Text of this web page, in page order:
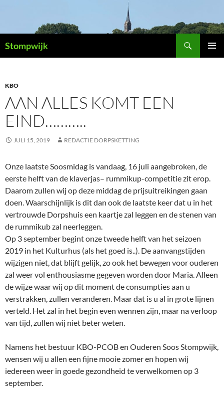
inhoud
Stompwijk
KBO
AAN ALLES KOMT EEN
EIND………..
JULI 15, 2019 REDACTIE DORPSKETTING
Onze laatste Soosmidag is vandaag, 16 juli aangebroken, de
eerste helft van de klaverjas– rummikup-competitie zit erop.
Daarom zullen wij op deze middag de prijsuitreikingen gaan
doen. Waarschijnlijk is dit dan ook de laatste keer dat u in het
vertrouwde Dorpshuis een kaartje zal leggen en de stenen van
de rummikub zal neerleggen.
Op 3 september begint onze tweede helft van het seizoen
2019 in het Kulturhus (als het goed is..). De aanvangstijden
wijzigen niet, dat blijft gelijk, zo ook het bewegen voor ouderen
zal weer vol enthousiasme gegeven worden door Maria. Alleen
de wijze waar wij op dit moment de consumpties aan u
verstrakken, zullen veranderen. Maar dat is u al in grote lijnen
verteld. Het zal in het begin even wennen zijn, maar na verloop
van tijd, zullen wij niet beter weten.
Namens het bestuur KBO-PCOB en Ouderen Soos Stompwijk,
wensen wij u allen een fijne mooie zomer en hopen wij
iedereen weer in goede gezondheid te verwelkomen op 3
september.